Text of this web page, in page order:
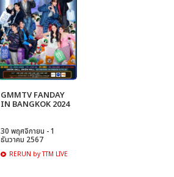
GMMTV FANDAY
IN BANGKOK 2024
30 พฤศจิกายน - 1
ธันวาคม 2567
RERUN by TTM LIVE